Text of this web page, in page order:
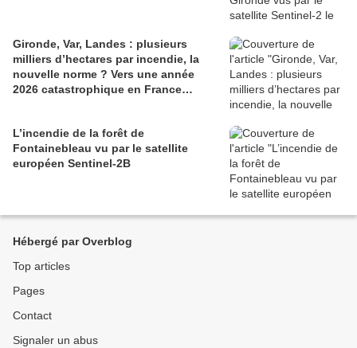
Gironde, Var, Landes : plusieurs
milliers d’hectares par incendie, la
nouvelle norme ? Vers une année
2026 catastrophique en France…
L’incendie de la forêt de
Fontainebleau vu par le satellite
européen Sentinel-2B
Hébergé par Overblog
Top articles
Pages
Contact
Signaler un abus